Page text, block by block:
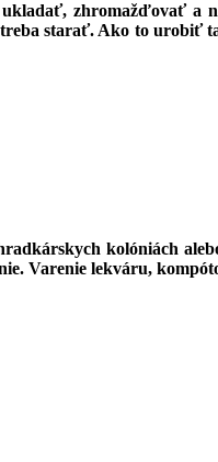
zhromažďovať a
starať. Ako to urobiť
kolóniách
Varenie lekváru,